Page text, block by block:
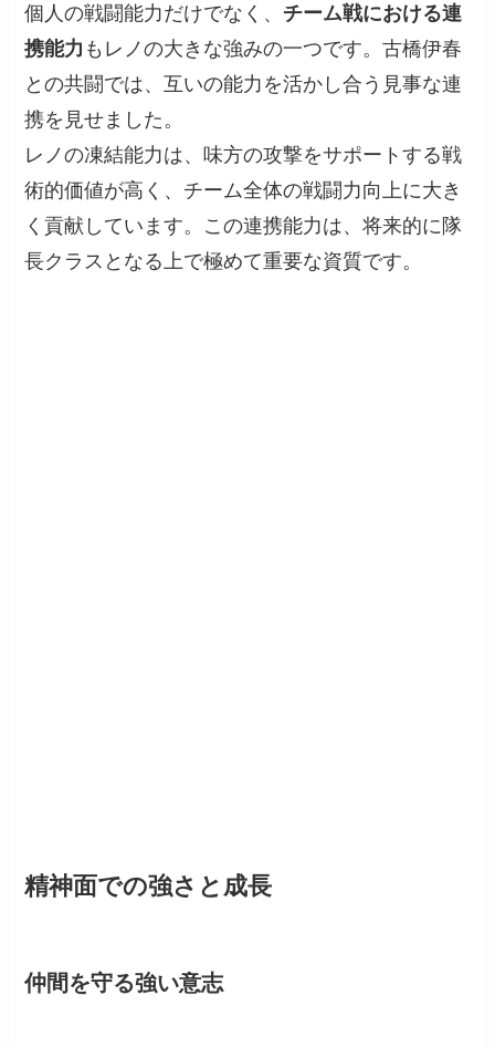
個人の戦闘能力だけでなく、 チーム戦における連
携能力 もレノの大きな強みの一つです。古橋伊春
との共闘では、互いの能力を活かし合う見事な連
携を見せました。
レノの凍結能力は、味方の攻撃をサポートする戦
術的価値が高く、チーム全体の戦闘力向上に大き
く貢献しています。この連携能力は、将来的に隊
長クラスとなる上で極めて重要な資質です。
精神面での強さと成長
仲間を守る強い意志